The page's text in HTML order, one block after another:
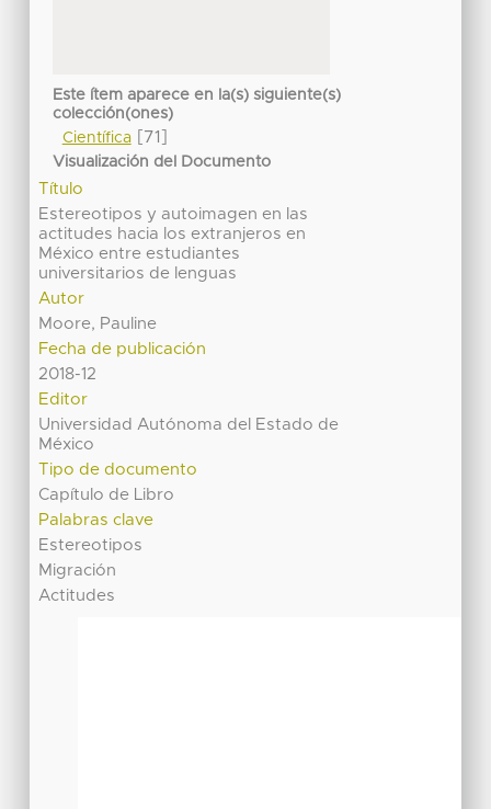
Este ítem aparece en la(s) siguiente(s)
colección(ones)
Científica[71]
Visualización del Documento
Título
Estereotipos y autoimagen en las
actitudes hacia los extranjeros en
México entre estudiantes
universitarios de lenguas
Autor
Moore, Pauline
Fecha de publicación
2018-12
Editor
Universidad Autónoma del Estado de
México
Tipo de documento
Capítulo de Libro
Palabras clave
Estereotipos
Migración
Actitudes